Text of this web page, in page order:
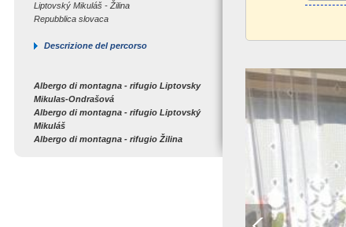
Liptovský Mikuláš - Žilina
Repubblica slovaca
Descrizione del percorso
Albergo di montagna - rifugio Liptovsky
Mikulas-Ondrašová
Albergo di montagna - rifugio Liptovský
Mikuláš
Albergo di montagna - rifugio Žilina